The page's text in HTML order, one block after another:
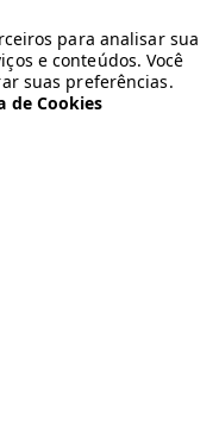
para analisar sua
e conteúdos. Você
suas preferências.
de Cookies
brand